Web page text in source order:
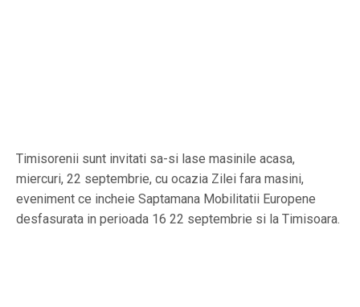
Timisorenii sunt invitati sa-si lase masinile acasa,
miercuri, 22 septembrie, cu ocazia Zilei fara masini,
eveniment ce incheie Saptamana Mobilitatii Europene
desfasurata in perioada 16 22 septembrie si la Timisoara.